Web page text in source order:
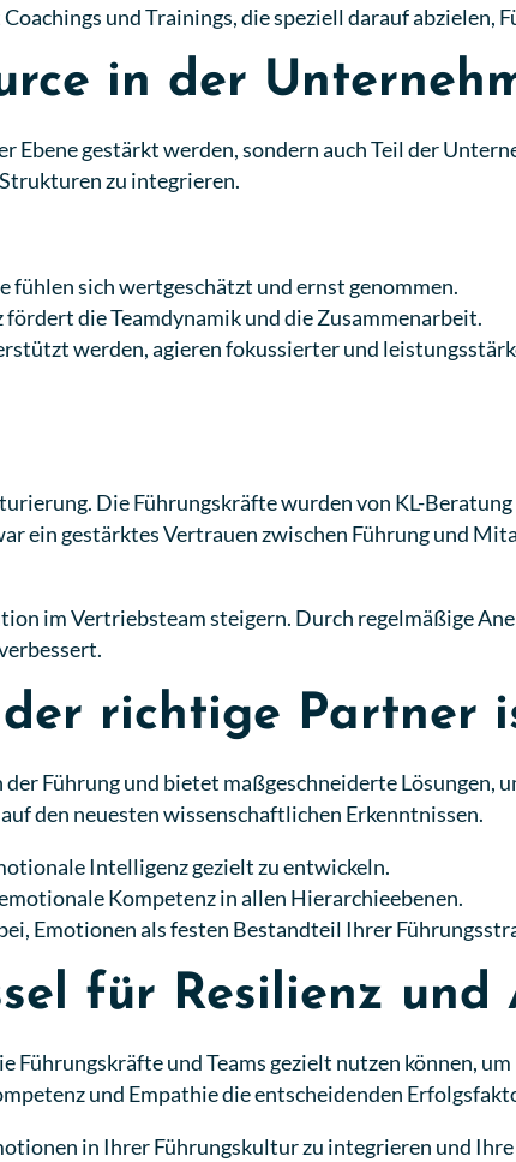
und Trainings, die speziell darauf abzielen,
in der
gestärkt werden, sondern auch Teil der
zu integrieren.
fühlen sich wertgeschätzt und ernst genommen.
die Teamdynamik und die Zusammenarbeit.
werden, agieren fokussierter und
Die Führungskräfte wurden von KL-
ein gestärktes Vertrauen zwischen Führung und
im Vertriebsteam steigern. Durch regelmäßige
richtige Partner
Führung und bietet maßgeschneiderte Lösungen,
den neuesten wissenschaftlichen Erkenntnissen.
Intelligenz gezielt zu entwickeln.
Kompetenz in allen Hierarchieebenen.
Emotionen als festen Bestandteil Ihrer
für Resilienz
Führungskräfte und Teams gezielt nutzen können,
und Empathie die entscheidenden
in Ihrer Führungskultur zu integrieren und